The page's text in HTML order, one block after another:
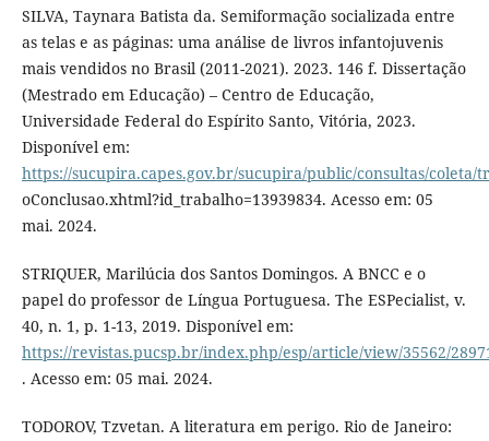
SILVA, Taynara Batista da. Semiformação socializada entre
as telas e as páginas: uma análise de livros infantojuvenis
mais vendidos no Brasil (2011-2021). 2023. 146 f. Dissertação
(Mestrado em Educação) – Centro de Educação,
Universidade Federal do Espírito Santo, Vitória, 2023.
Disponível em:
https://sucupira.capes.gov.br/sucupira/public/consultas/coleta/
oConclusao.xhtml?id_trabalho=13939834. Acesso em: 05
mai. 2024.
STRIQUER, Marilúcia dos Santos Domingos. A BNCC e o
papel do professor de Língua Portuguesa. The ESPecialist, v.
40, n. 1, p. 1-13, 2019. Disponível em:
https://revistas.pucsp.br/index.php/esp/article/view/35562/
. Acesso em: 05 mai. 2024.
TODOROV, Tzvetan. A literatura em perigo. Rio de Janeiro: